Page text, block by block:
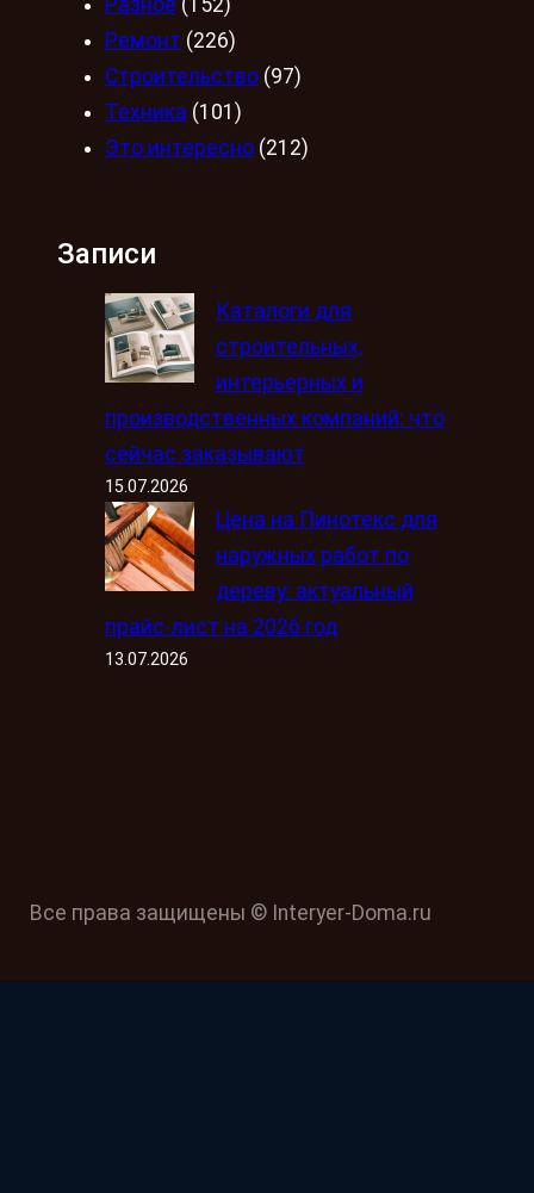
Разное (152)
Ремонт (226)
Строительство (97)
Техника (101)
Это интересно (212)
Записи
Каталоги для
строительных,
интерьерных и
производственных компаний: что
сейчас заказывают
15.07.2026
Цена на Пинотекс для
наружных работ по
дереву: актуальный
прайс-лист на 2026 год
13.07.2026
Все права защищены © Interyer-Doma.ru